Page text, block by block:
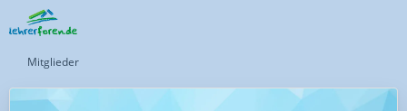
Mitglieder